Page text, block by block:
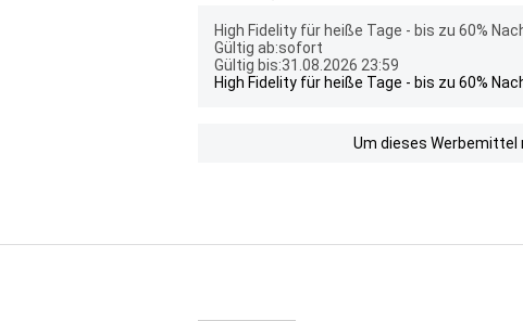
High Fidelity für heiße Tage - bis zu 60%
Gültig ab:sofort
Gültig bis:31.08.2026 23:59
High Fidelity für heiße Tage - bis zu 60%
Um dieses Werbemittel